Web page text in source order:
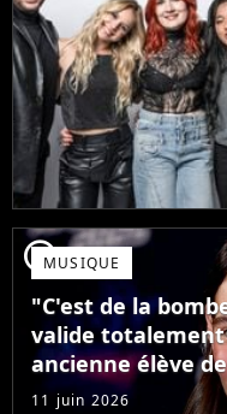
player2MUSIQUE
"C'est de la
valide
ancienne élève
11 juin 2026